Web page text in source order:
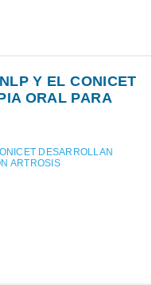
Y EL CONICET
ORAL PARA